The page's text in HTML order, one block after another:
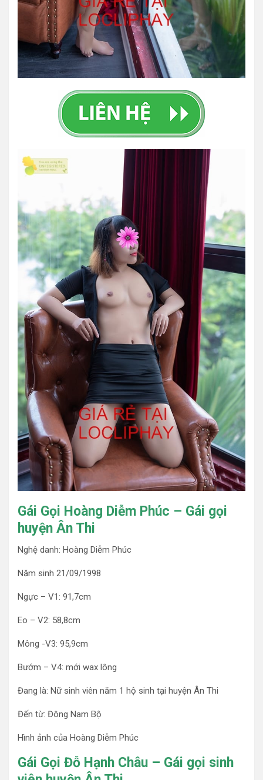
Gái Gọi Hoàng Diễm Phúc – Gái gọi
huyện Ân Thi
Nghệ danh: Hoàng Diễm Phúc
Năm sinh 21/09/1998
Ngực – V1: 91,7cm
Eo – V2: 58,8cm
Mông -V3: 95,9cm
Bướm – V4: mới wax lông
Đang là: Nữ sinh viên năm 1 hộ sinh tại huyện Ân Thi
Đến từ: Đông Nam Bộ
Hình ảnh của Hoàng Diễm Phúc
Gái Gọi Đỗ Hạnh Châu – Gái gọi sinh